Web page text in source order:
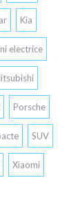
Kia
electrice
Porsche
SUV
Xiaomi